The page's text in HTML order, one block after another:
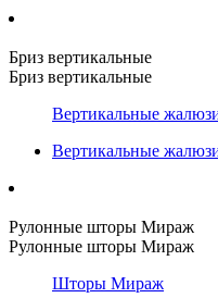
Бриз вертикальные
Бриз вертикальные
Вертикальные
Вертикальные
Рулонные шторы Мираж
Рулонные шторы Мираж
Шторы Мираж